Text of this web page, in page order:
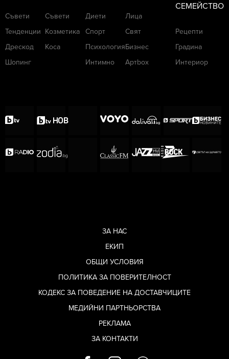
Съвети
Тенденции
Дрескод
Шопинг
Съвети
Козметика
Коса
Диети
Спорт
Психология
Интимно
Лица
Свят
Бизнес
Артbox
СЕМЕЙСТВО
Рецепти
Градина
Интериор
ЗА НАС
ЕКИП
ОБЩИ УСЛОВИЯ
ПОЛИТИКА ЗА ПОВЕРИТЕЛНОСТ
КОДЕКС ЗА ПОВЕДЕНИЕ НА ДОСТАВЧИЦИТЕ
МЕДИЙНИ ПАРТНЬОРСТВА
РЕКЛАМА
ЗА КОНТАКТИ